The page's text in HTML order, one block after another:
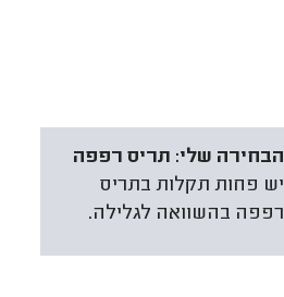
הבחירה שלי: תריס רפפה
יש פחות תקלות בתריס
רפפה בהשוואה לגלילה.